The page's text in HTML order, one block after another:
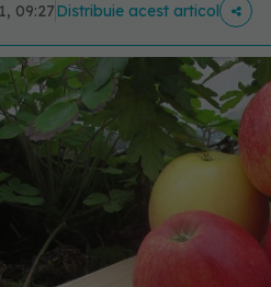
09:27Distribuie acest articol